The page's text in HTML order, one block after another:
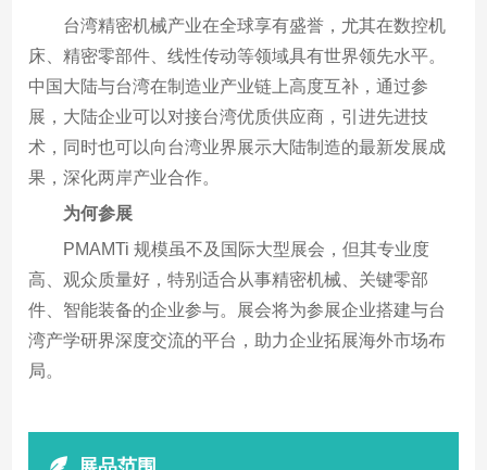
台湾精密机械产业在全球享有盛誉，尤其在数控机
床、精密零部件、线性传动等领域具有世界领先水平。
中国大陆与台湾在制造业产业链上高度互补，通过参
展，大陆企业可以对接台湾优质供应商，引进先进技
术，同时也可以向台湾业界展示大陆制造的最新发展成
果，深化两岸产业合作。
为何参展
PMAMTi 规模虽不及国际大型展会，但其专业度
高、观众质量好，特别适合从事精密机械、关键零部
件、智能装备的企业参与。展会将为参展企业搭建与台
湾产学研界深度交流的平台，助力企业拓展海外市场布
局。